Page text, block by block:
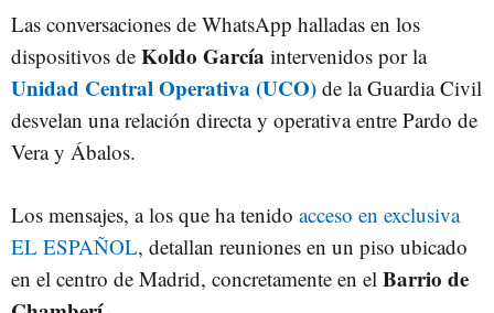
Las conversaciones de WhatsApp halladas en los
dispositivos de Koldo García intervenidos por la
Unidad Central Operativa (UCO) de la Guardia Civil
desvelan una relación directa y operativa entre Pardo de
Vera y Ábalos.
Los mensajes, a los que ha tenido acceso en exclusiva
EL ESPAÑOL, detallan reuniones en un piso ubicado
en el centro de Madrid, concretamente en el Barrio de